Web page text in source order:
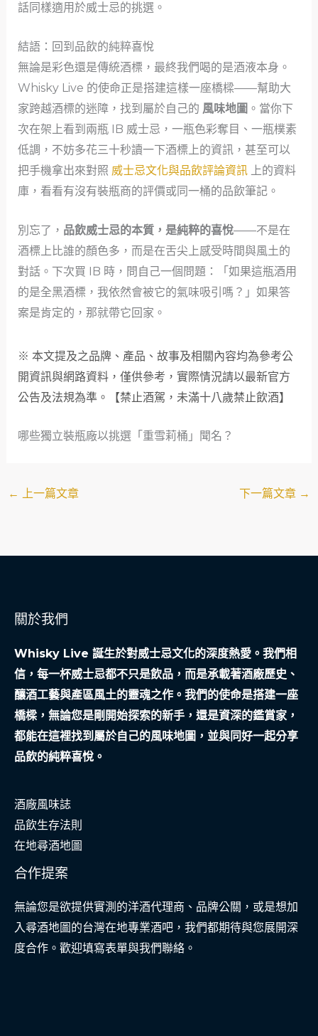
話同樣適用於威士忌的挑選。
結語：回到品飲的純粹喜悅
無論是彩色還是傳統酒標，最終我們喝的是酒液本身。
Whisky Live 的使命正是搭建這樣一座橋樑——幫助大
家跨越酒標的迷障，找到屬於自己的 風味地圖 。當你下
次在架上看到兩瓶 IB 威士忌，一瓶色彩奪目、一瓶樸素
低調，不妨多花三十秒讀一下酒標上的資訊，甚至可以
把手機拿出來對照 威士忌文化與品飲評論資訊上的資料
庫，看看有沒有裝瓶商的評價或同一桶的品飲筆記。
別忘了， 品飲威士忌的本質，是純粹的喜悅——不是在
酒標上比誰的顏色多，而是在舌尖上感受時間與風土的
對話。下次買 IB 時，問自己一個問題：「如果這瓶酒用
的是全黑酒標，我依然會被它的氣味吸引嗎？」如果答
案是肯定的，那就帶它回家。
※ 本文提及之品牌、產品、故事及相關內容均為參考公
開資訊與網路資料，僅供參考，實際情況請以最新官方
公告及法規為準。【禁止酒駕，未滿十八歲禁止飲酒】
哪些獨立裝瓶廠以挑選「重雪莉桶」聞名？
← 上一篇文章 下一篇文章 →
關於我們
Whisky Live 誕生於對威士忌文化的深度熱愛。我們相
信，每一杯威士忌都不只是飲品，而是承載著酒廠歷史、
釀酒工藝與產區風土的靈魂之作。我們的使命是搭建一座
橋樑，無論您是剛開始探索的新手，還是資深的鑑賞家，
都能在這裡找到屬於自己的風味地圖，並與同好一起分享
品飲的純粹喜悅。
酒廠風味誌
品飲生存法則
在地尋酒地圖
合作提案
無論您是欲提供實測的洋酒代理商、品牌公關，或是想加
入尋酒地圖的台灣在地專業酒吧，我們都期待與您展開深
度合作。歡迎填寫表單與我們聯絡。